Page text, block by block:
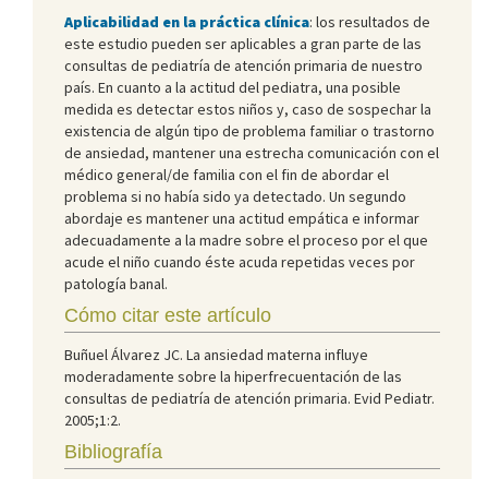
Aplicabilidad en la práctica clínica: los resultados de
este estudio pueden ser aplicables a gran parte de las
consultas de pediatría de atención primaria de nuestro
país. En cuanto a la actitud del pediatra, una posible
medida es detectar estos niños y, caso de sospechar la
existencia de algún tipo de problema familiar o trastorno
de ansiedad, mantener una estrecha comunicación con el
médico general/de familia con el fin de abordar el
problema si no había sido ya detectado. Un segundo
abordaje es mantener una actitud empática e informar
adecuadamente a la madre sobre el proceso por el que
acude el niño cuando éste acuda repetidas veces por
patología banal.
Cómo citar este artículo
Buñuel Álvarez JC. La ansiedad materna influye
moderadamente sobre la hiperfrecuentación de las
consultas de pediatría de atención primaria. Evid Pediatr.
2005;1:2.
Bibliografía